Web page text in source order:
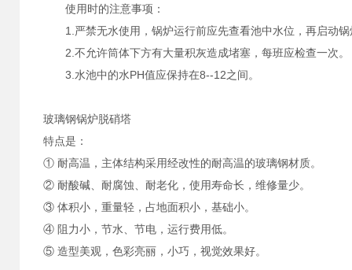
使用时的注意事项：
1.严禁无水使用，锅炉运行前应先查看池中水位，再启动锅
2.不允许筒体下方有大量积灰造成堵塞，每班应检查一次。
3.水池中的水PH值应保持在8--12之间。
玻璃钢锅炉脱硝塔
特点是：
① 耐高温，主体结构采用经改性的耐高温的玻璃钢材质。
② 耐酸碱、耐腐蚀、耐老化，使用寿命长，维修量少。
③ 体积小，重量轻，占地面积小，基础小。
④ 阻力小，节水、节电，运行费用低。
⑤ 造型美观，色彩亮丽，小巧，视觉效果好。